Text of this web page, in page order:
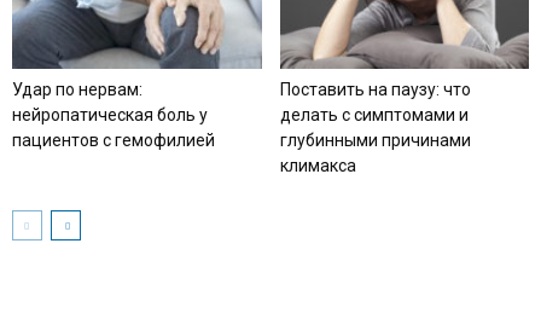
Удар по нервам:
нейропатическая боль у
пациентов с гемофилией
Поставить на паузу: что
делать с симптомами и
глубинными причинами
климакса